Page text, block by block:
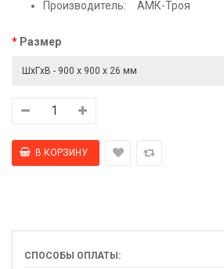
Производитель:
АМК-Троя
Размер
СПОСОБЫ ОПЛАТЫ: